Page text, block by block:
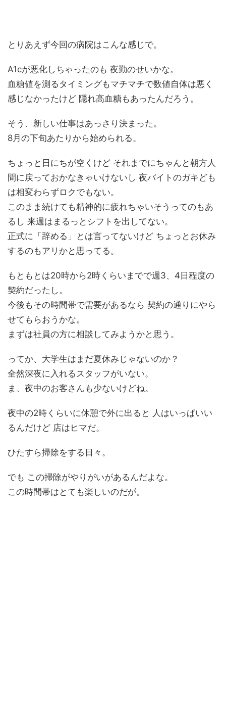
とりあえず今回の病院はこんな感じで。
A1cが悪化しちゃったのも 夜勤のせいかな。
血糖値を測るタイミングもマチマチで数値自体は悪く
感じなかったけど 隠れ高血糖もあったんだろう。
そう、新しい仕事はあっさり決まった。
8月の下旬あたりから始められる。
ちょっと日にちが空くけど それまでにちゃんと朝方人
間に戻っておかなきゃいけないし 夜バイトのガキども
は相変わらずロクでもない。
このまま続けても精神的に疲れちゃいそうってのもあ
るし 来週はまるっとシフトを出してない。
正式に「辞める」とは言ってないけど ちょっとお休み
するのもアリかと思ってる。
もともとは20時から2時くらいまでで週3、4日程度の
契約だったし。
今後もその時間帯で需要があるなら 契約の通りにやら
せてもらおうかな。
まずは社員の方に相談してみようかと思う。
ってか、大学生はまだ夏休みじゃないのか？
全然深夜に入れるスタッフがいない。
ま、夜中のお客さんも少ないけどね。
夜中の2時くらいに休憩で外に出ると 人はいっぱいい
るんだけど 店はヒマだ。
ひたすら掃除をする日々。
でも この掃除がやりがいがあるんだよな。
この時間帯はとても楽しいのだが。